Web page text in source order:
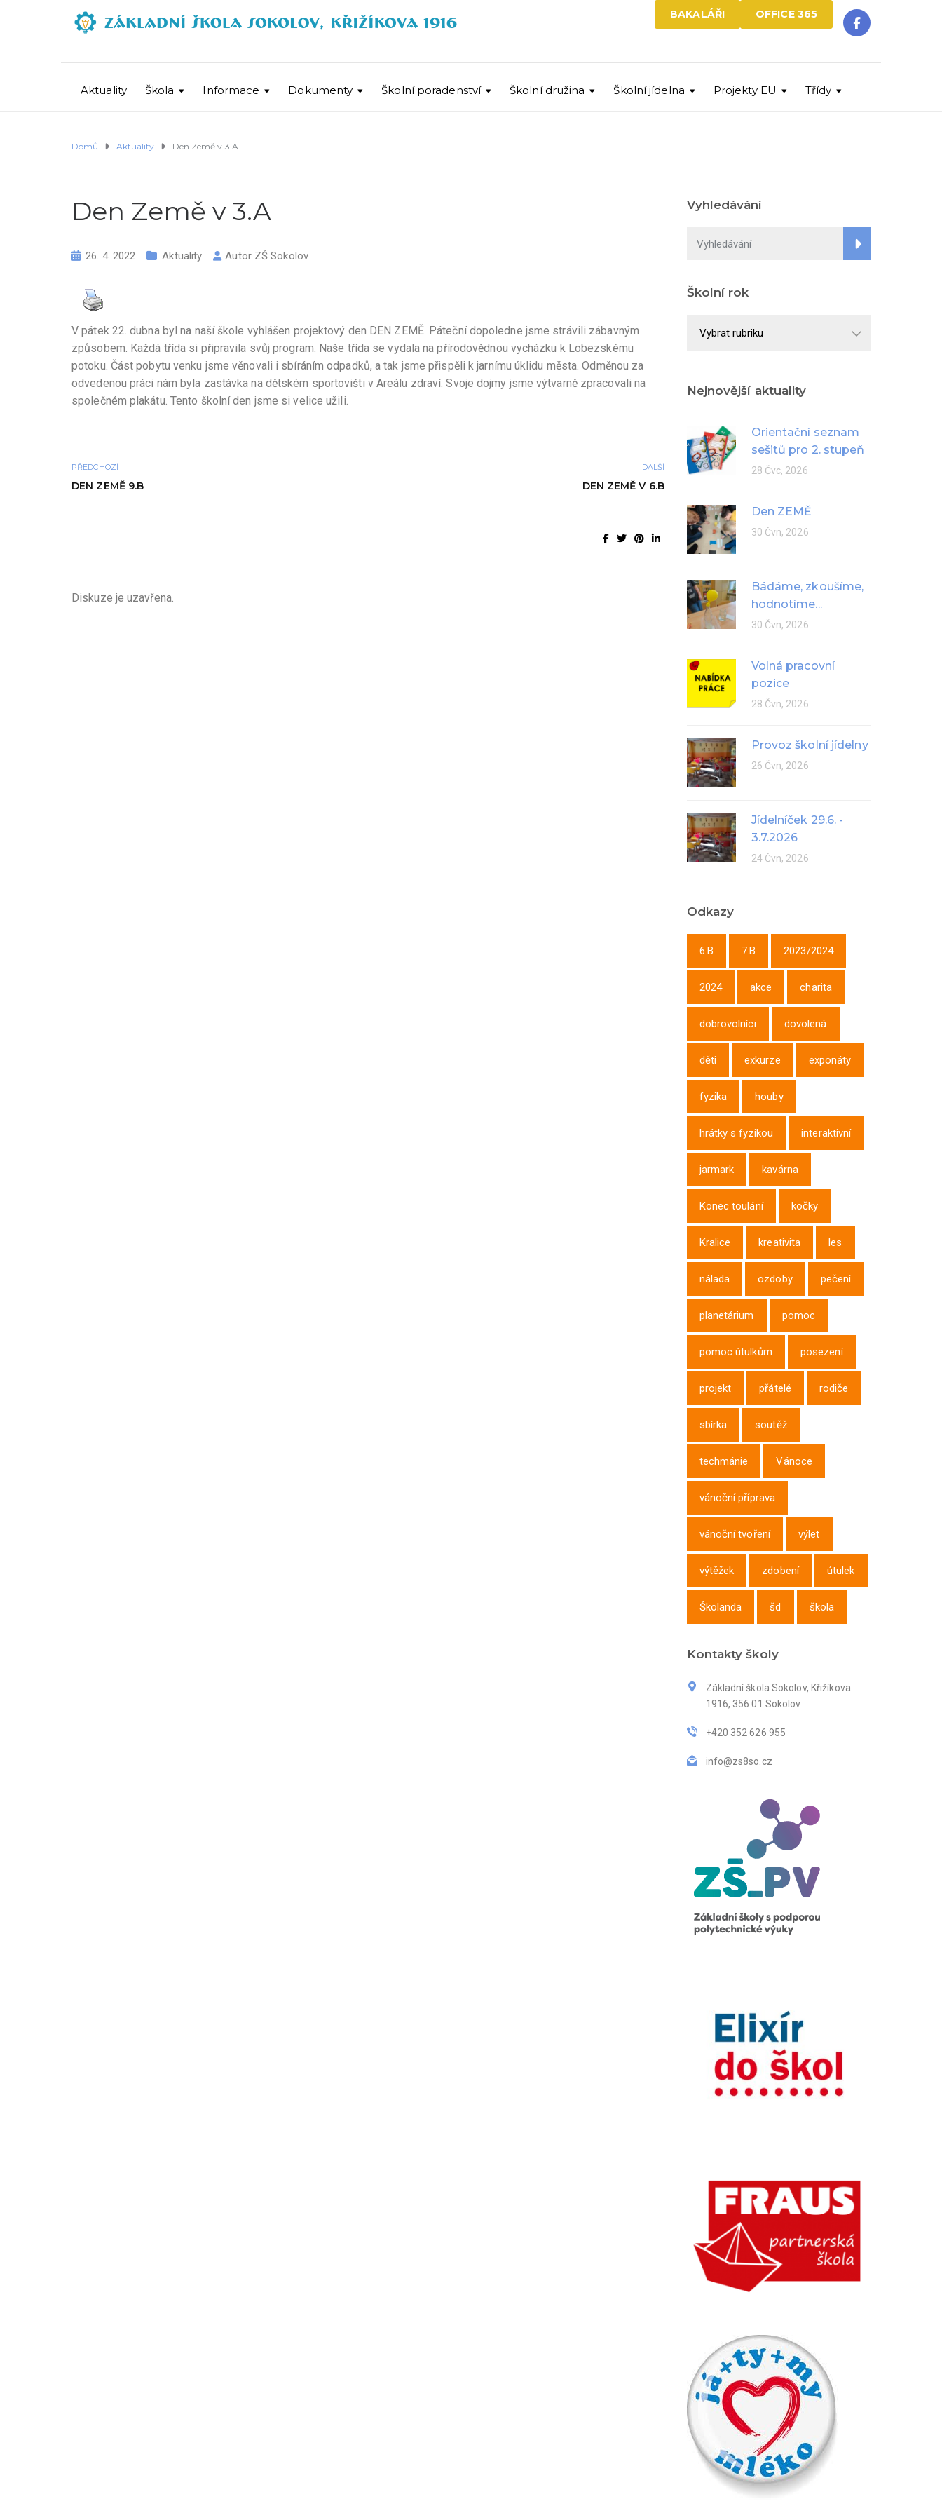
OFFICE 365
BAKALÁŘI
Aktuality Škola Informace Dokumenty Školní poradenství Školní družina Školní jídelna Projekty EU Třídy
Domů Aktuality Den Země v 3.A
Den Země v 3.A
26. 4. 2022 Aktuality Autor ZŠ Sokolov
V pátek 22. dubna byl na naší škole vyhlášen projektový den DEN ZEMĚ. Páteční dopoledne jsme strávili zábavným
způsobem. Každá třída si připravila svůj program. Naše třída se vydala na přírodovědnou vycházku k Lobezskému
potoku. Část pobytu venku jsme věnovali i sbíráním odpadků, a tak jsme přispěli k jarnímu úklidu města. Odměnou za
odvedenou práci nám byla zastávka na dětském sportovišti v Areálu zdraví. Svoje dojmy jsme výtvarně zpracovali na
společném plakátu. Tento školní den jsme si velice užili.
PŘEDCHOZÍ
DEN ZEMĚ 9.B
DALŠÍ
DEN ZEMĚ V 6.B
Diskuze je uzavřena.
Vyhledávání
Školní rok
Nejnovější aktuality
Orientační seznam
sešitů pro 2. stupeň
28 Čvc, 2026
Den ZEMĚ
30 Čvn, 2026
Bádáme, zkoušíme,
hodnotíme...
30 Čvn, 2026
Volná pracovní
pozice
28 Čvn, 2026
Provoz školní jídelny
26 Čvn, 2026
Jídelníček 29.6. -
3.7.2026
24 Čvn, 2026
Odkazy
6.B 7.B 2023/2024
2024 akce charita
dobrovolníci dovolená
děti exkurze exponáty
fyzika houby
hrátky s fyzikou interaktivní
jarmark kavárna
Konec toulání kočky
Kralice kreativita les
nálada ozdoby pečení
planetárium pomoc
pomoc útulkům posezení
projekt přátelé rodiče
sbírka soutěž
techmánie Vánoce
vánoční příprava
vánoční tvoření výlet
výtěžek zdobení útulek
Školanda šd škola
Kontakty školy
Základní škola Sokolov, Křižíkova
1916, 356 01 Sokolov
+420 352 626 955
info@zs8so.cz